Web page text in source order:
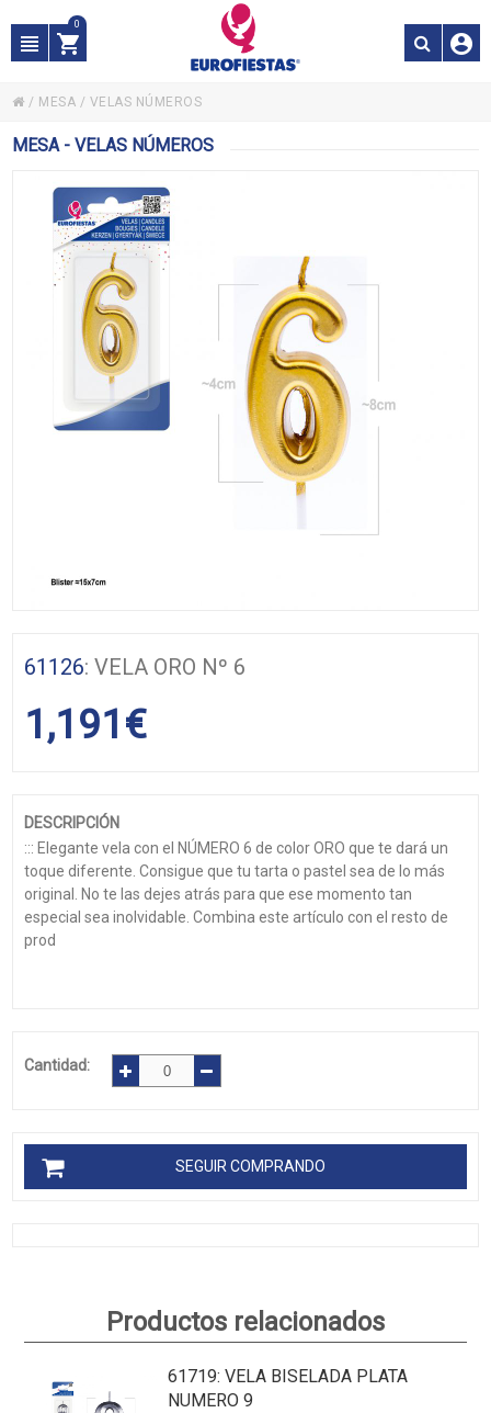
0
/ MESA / VELAS NÚMEROS
MESA - VELAS NÚMEROS
61126: VELA ORO Nº 6
1,191€
DESCRIPCIÓN
::: Elegante vela con el NÚMERO 6 de color ORO que te dará un
toque diferente. Consigue que tu tarta o pastel sea de lo más
original. No te las dejes atrás para que ese momento tan
especial sea inolvidable. Combina este artículo con el resto de
prod
Cantidad:
SEGUIR COMPRANDO
Productos relacionados
61719: VELA BISELADA PLATA
NUMERO 9